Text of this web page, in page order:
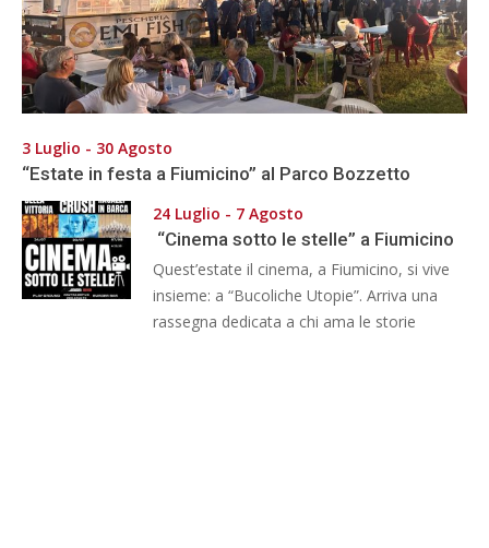
3 Luglio - 30 Agosto
“Estate in festa a Fiumicino” al Parco Bozzetto
24 Luglio - 7 Agosto
“Cinema sotto le stelle” a Fiumicino
Quest’estate il cinema, a Fiumicino, si vive
insieme: a “Bucoliche Utopie”. Arriva una
rassegna dedicata a chi ama le storie